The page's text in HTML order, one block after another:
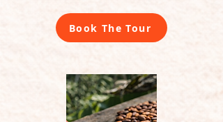
Book The Tour